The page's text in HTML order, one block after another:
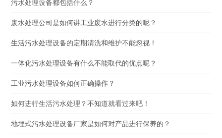
污水处理设备都包括什么？
废水处理公司是如何讲工业废水进行分类的呢？
生活污水处理设备的定期清洗和维护不能忽视！
一体化污水处理设备有什么不能取代的优点呢？
工业污水处理设备如何正确操作？
如何进行生活污水处理？不知道就看过来吧！
地埋式污水处理设备厂家是如何对产品进行保养的？